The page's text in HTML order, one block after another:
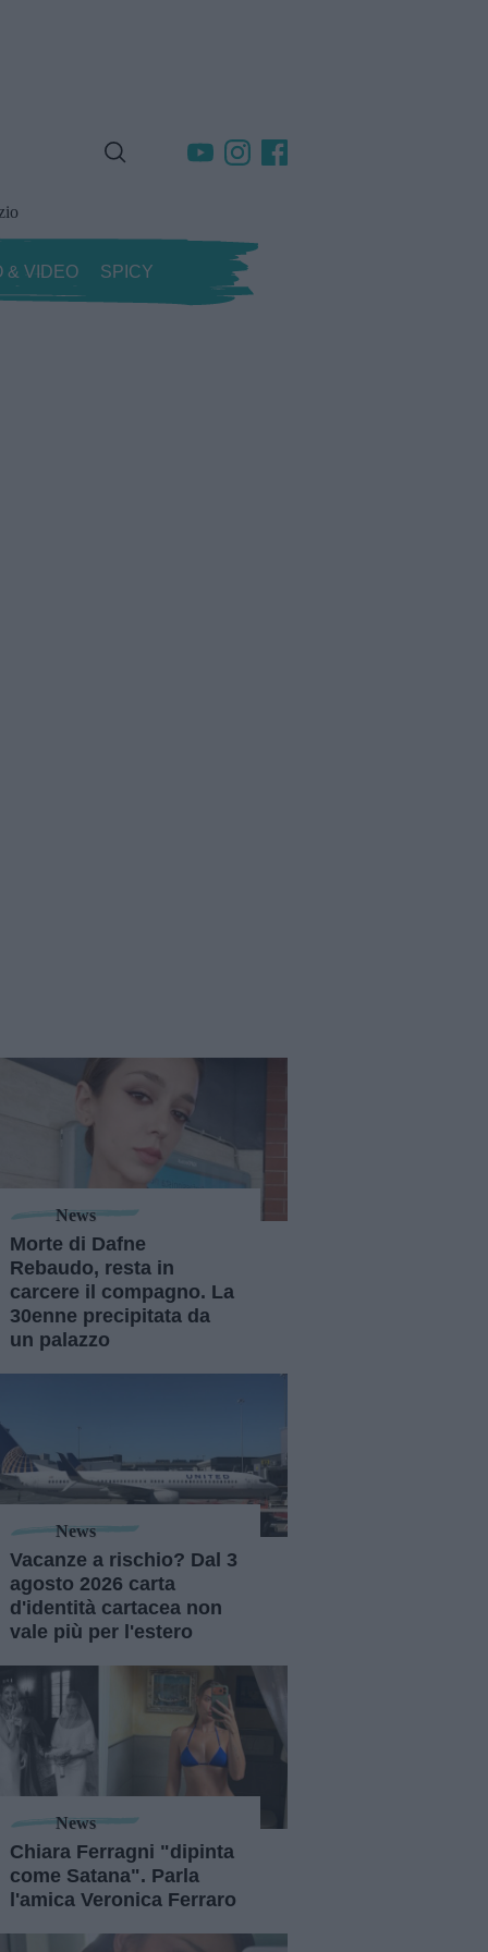
& VIDEO SPICY
News
Morte di Dafne
Rebaudo, resta in
carcere il compagno. La
30enne precipitata da
un palazzo
News
Vacanze a rischio? Dal 3
agosto 2026 carta
d'identità cartacea non
vale più per l'estero
News
Chiara Ferragni "dipinta
come Satana". Parla
l'amica Veronica Ferraro